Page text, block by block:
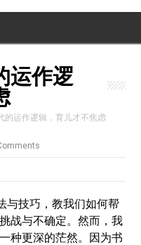
运作逻
的运作逻辑，育儿才不焦虑
与技巧，教我们如何帮
战与不确定。然而，我
种更深的茫然。因为书